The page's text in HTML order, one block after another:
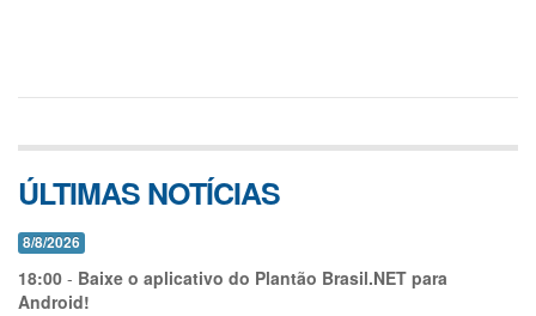
ÚLTIMAS NOTÍCIAS
8/8/2026
18:00 - Baixe o aplicativo do Plantão Brasil.NET para
Android!